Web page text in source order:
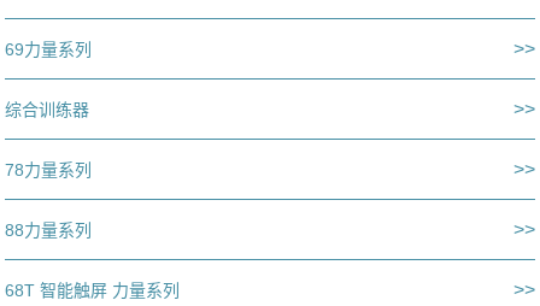
69力量系列 >>
综合训练器 >>
78力量系列 >>
88力量系列 >>
68T 智能触屏 力量系列 >>